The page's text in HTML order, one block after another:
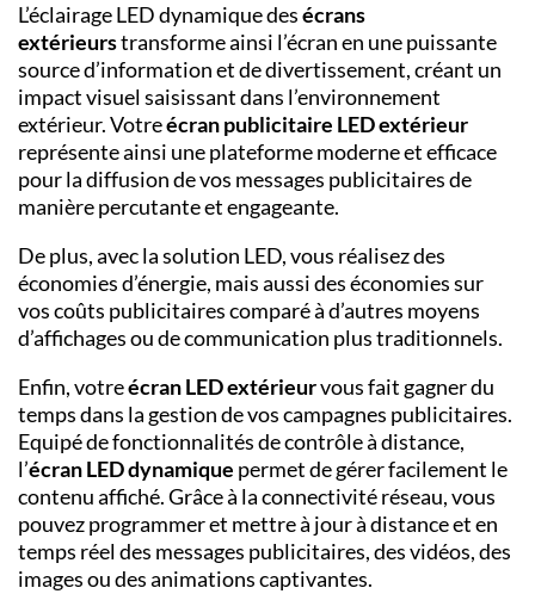
L’éclairage LED dynamique desécrans
extérieurstransforme ainsi l’écran en une puissante
source d’information et de divertissement, créant un
impact visuel saisissant dans l’environnement
extérieur. Votreécran publicitaire LED extérieur
représente ainsi une plateforme moderne et efficace
pour la diffusion de vos messages publicitaires de
manière percutante et engageante.
De plus, avec la solution LED, vous réalisez des
économies d’énergie, mais aussi des économies sur
vos coûts publicitaires comparé à d’autres moyens
d’affichages ou de communication plus traditionnels.
Enfin, votreécran LED extérieurvous fait gagner du
temps dans la gestion de vos campagnes publicitaires.
Equipé de fonctionnalités de contrôle à distance,
l’écran LED dynamique permet de gérer facilement le
contenu affiché. Grâce à la connectivité réseau, vous
pouvezprogrammer et mettre à jour à distance et en
temps réel des messages publicitaires, des vidéos, des
images ou des animations captivantes.